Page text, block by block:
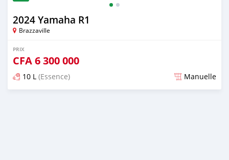
2024 Yamaha R1
Brazzaville
PRIX
CFA6 300 000
10 L (Essence) Manuelle